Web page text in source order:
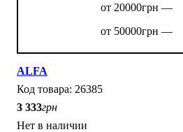
от 20000грн —
от 50000грн —
ALFA
26385
3 333грн
Нет в наличии